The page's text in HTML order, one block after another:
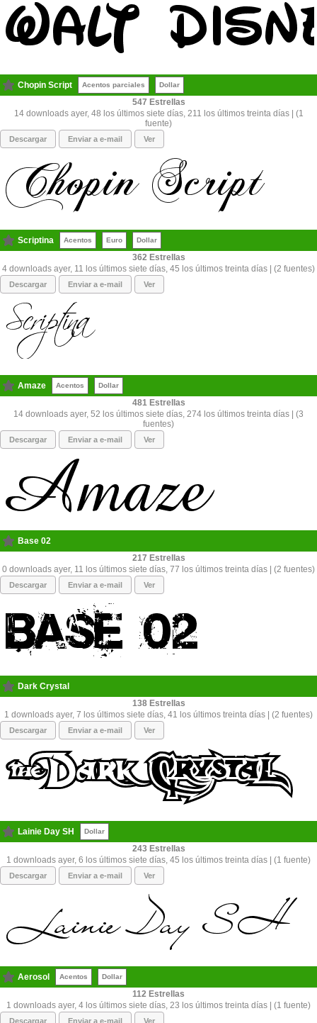
Chopin Script Acentos parciales Dollar
547
14 downloads ayer, 48 los últimos siete días, 211 los últimos treinta días | (1
fuente)
Descargar Enviar a e-mail Ver
Scriptina Acentos Euro Dollar
362
4 downloads ayer, 11 los últimos siete días, 45 los últimos treinta días | (2 fuentes)
Descargar Enviar a e-mail Ver
Amaze Acentos Dollar
481
14 downloads ayer, 52 los últimos siete días, 274 los últimos treinta días | (3
fuentes)
Descargar Enviar a e-mail Ver
Base 02
217
0 downloads ayer, 11 los últimos siete días, 77 los últimos treinta días | (2 fuentes)
Descargar Enviar a e-mail Ver
Dark Crystal
138
1 downloads ayer, 7 los últimos siete días, 41 los últimos treinta días | (2 fuentes)
Descargar Enviar a e-mail Ver
Lainie Day SH Dollar
243
1 downloads ayer, 6 los últimos siete días, 45 los últimos treinta días | (1 fuente)
Descargar Enviar a e-mail Ver
Aerosol Acentos Dollar
112
1 downloads ayer, 4 los últimos siete días, 23 los últimos treinta días | (1 fuente)
Descargar Enviar a e-mail Ver